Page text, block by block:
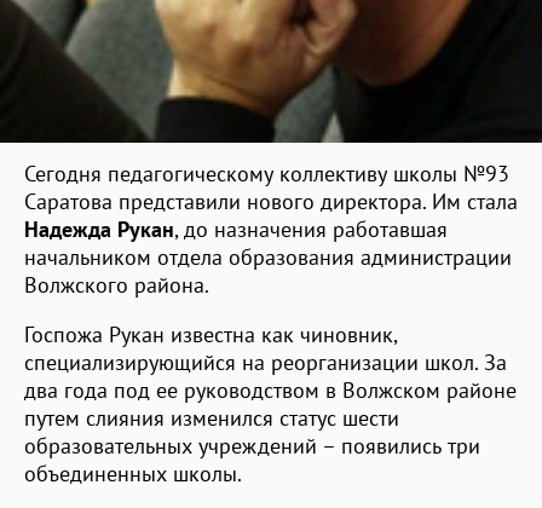
Сегодня педагогическому коллективу школы №93
Саратова представили нового директора. Им стала
Надежда Рукан, до назначения работавшая
начальником отдела образования администрации
Волжского района.
Госпожа Рукан известна как чиновник,
специализирующийся на реорганизации школ. За
два года под ее руководством в Волжском районе
путем слияния изменился статус шести
образовательных учреждений – появились три
объединенных школы.